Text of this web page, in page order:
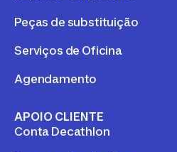
Peças de substituição
Serviços de Oficina
Agendamento
APOIO CLIENTE
Conta Decathlon